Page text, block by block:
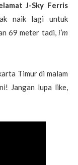
J-Sky Ferris
naik lagi untuk
69 meter tadi, i’m
Timur di malam
Jangan lupa like,